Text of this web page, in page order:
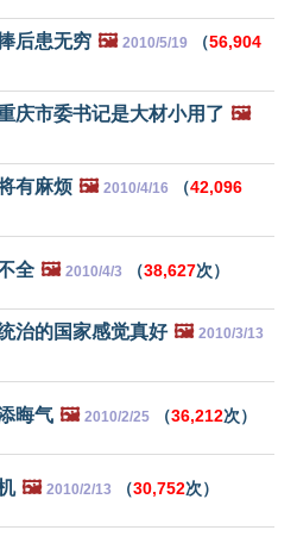
后患无穷 🖼️ 2010/5/19 （56,904
庆市委书记是大材小用了 🖼️
有麻烦 🖼️ 2010/4/16 （42,096
全 🖼️ 2010/4/3 （38,627次）
治的国家感觉真好 🖼️ 2010/3/13
晦气 🖼️ 2010/2/25 （36,212次）
🖼️ 2010/2/13 （30,752次）